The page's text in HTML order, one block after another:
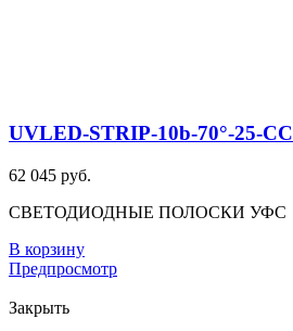
UVLED-STRIP-10b-70°-25-CC
62 045 руб.
СВЕТОДИОДНЫЕ ПОЛОСКИ УФС
В корзину
Предпросмотр
Закрыть